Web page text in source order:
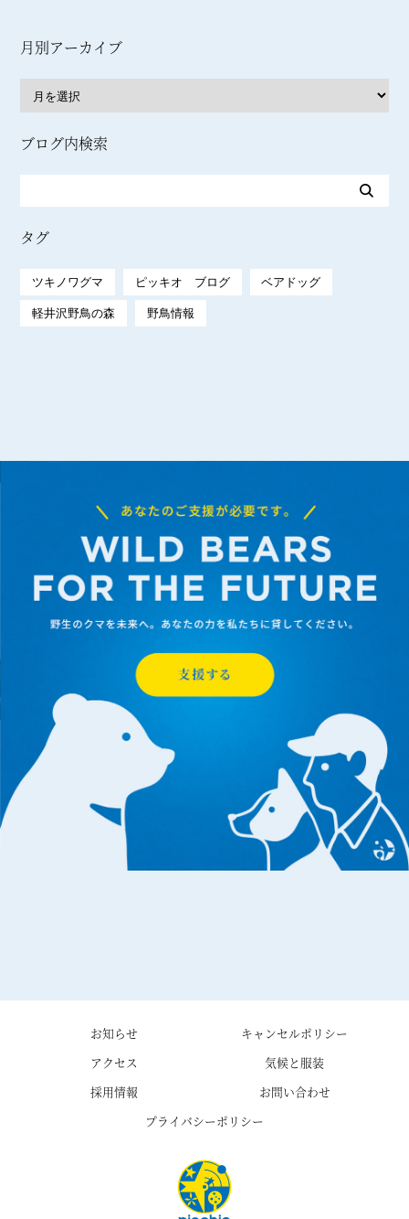
月別アーカイブ
ブログ内検索
タグ
ツキノワグマ ピッキオ ブログ ベアドッグ
軽井沢野鳥の森 野鳥情報
お知らせ
キャンセルポリシー
アクセス
気候と服装
採用情報
お問い合わせ
プライバシーポリシー